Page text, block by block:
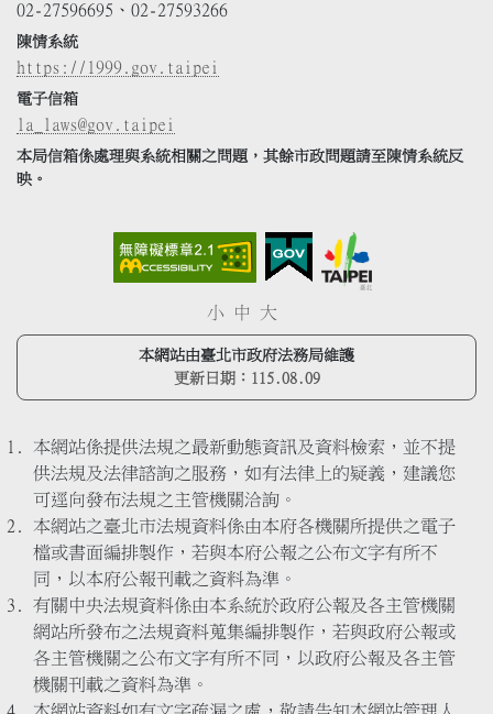
02-27596695、02-27593266
陳情系統
https://1999.gov.taipei
電子信箱
la_laws@gov.taipei
本局信箱係處理與系統相關之問題，其餘市政問題請至陳情系統反
映。
小 中 大
本網站由臺北市政府法務局維護
更新日期： 115.08.09
本網站係提供法規之最新動態資訊及資料檢索，並不提
供法規及法律諮詢之服務，如有法律上的疑義，建議您
可逕向發布法規之主管機關洽詢。
本網站之臺北市法規資料係由本府各機關所提供之電子
檔或書面編排製作，若與本府公報之公布文字有所不
同，以本府公報刊載之資料為準。
有關中央法規資料係由本系統於政府公報及各主管機關
網站所發布之法規資料蒐集編排製作，若與政府公報或
各主管機關之公布文字有所不同，以政府公報及各主管
機關刊載之資料為準。
本網站資料如有文字疏漏之處，敬請告知本網站管理人